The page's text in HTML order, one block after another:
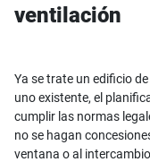
ventilación
Ya se trate un edificio
uno existente, el
cumplir las normas
no se hagan
ventana o al